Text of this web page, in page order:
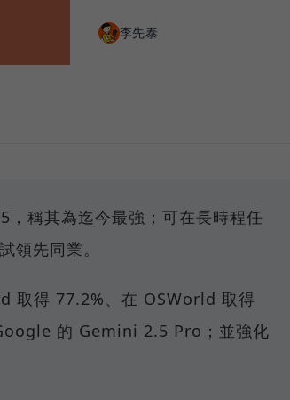
李先泰
稱其為迄今最強；可在長時程任
領先同業。
取得 77.2%、在 OSWorld 取得
的 Gemini 2.5 Pro；並強化